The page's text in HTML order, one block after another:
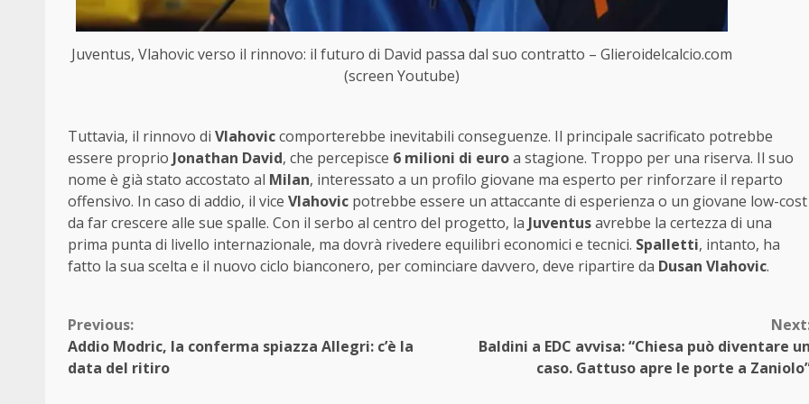
Juventus, Vlahovic verso il rinnovo: il futuro di David passa dal suo contratto – Glieroidelcalcio.com
(screen Youtube)
Tuttavia, il rinnovo di Vlahoviccomporterebbe inevitabili conseguenze. Il principale sacrificato potrebbe
essere proprio Jonathan David, che percepisce 6 milioni di euroa stagione. Troppo per una riserva. Il suo
nome è già stato accostato al Milan, interessato a un profilo giovane ma esperto per rinforzare il reparto
offensivo. In caso di addio, il vice Vlahovic potrebbe essere un attaccante di esperienza o un giovane low-cost
da far crescere alle sue spalle. Con il serbo al centro del progetto, la Juventusavrebbe la certezza di una
prima punta di livello internazionale, ma dovrà rivedere equilibri economici e tecnici. Spalletti, intanto, ha
fatto la sua scelta e il nuovo ciclo bianconero, per cominciare davvero, deve ripartire da Dusan Vlahovic.
Continue
Reading
Previous:
Addio Modric, la conferma spiazza Allegri: c’è la
data del ritiro
Baldini a EDC avvisa: “Chiesa può diventare un
caso. Gattuso apre le porte a